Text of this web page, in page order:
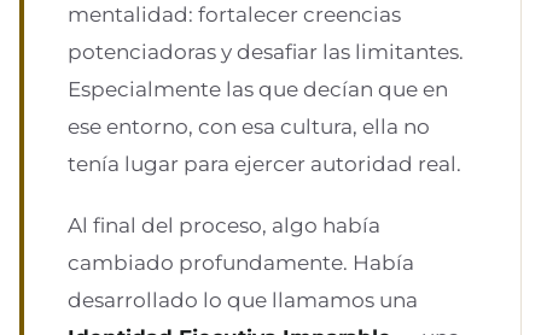
mentalidad: fortalecer creencias
potenciadoras y desafiar las limitantes.
Especialmente las que decían que en
ese entorno, con esa cultura, ella no
tenía lugar para ejercer autoridad real.
Al final del proceso, algo había
cambiado profundamente. Había
desarrollado lo que llamamos una